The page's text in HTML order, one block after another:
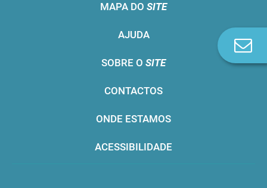
MAPA DO SITE
AJUDA
SOBRE O SITE
CONTACTOS
ONDE ESTAMOS
ACESSIBILIDADE